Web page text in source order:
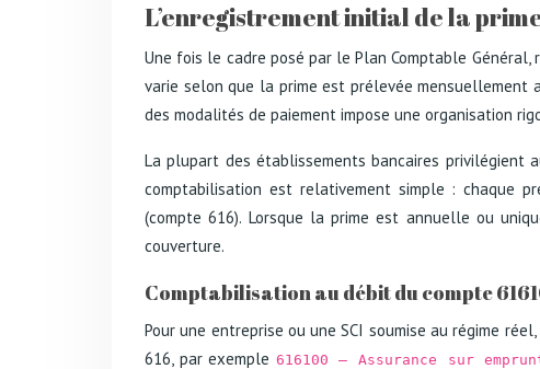
L’enregistrement initial de la
Une fois le cadre posé par le Plan Comptable
varie selon que la prime est prélevée mensuellement
des modalités de paiement impose une organisation
La plupart des établissements bancaires privilégient
comptabilisation est relativement simple : chaque
(compte 616). Lorsque la prime est annuelle ou
couverture.
Comptabilisation au débit du compte
Pour une entreprise ou une SCI soumise au régime
616, par exemple 616100 – Assurance sur